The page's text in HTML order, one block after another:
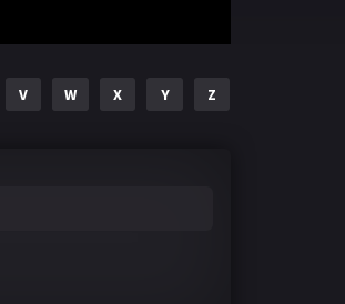
V W X Y Z